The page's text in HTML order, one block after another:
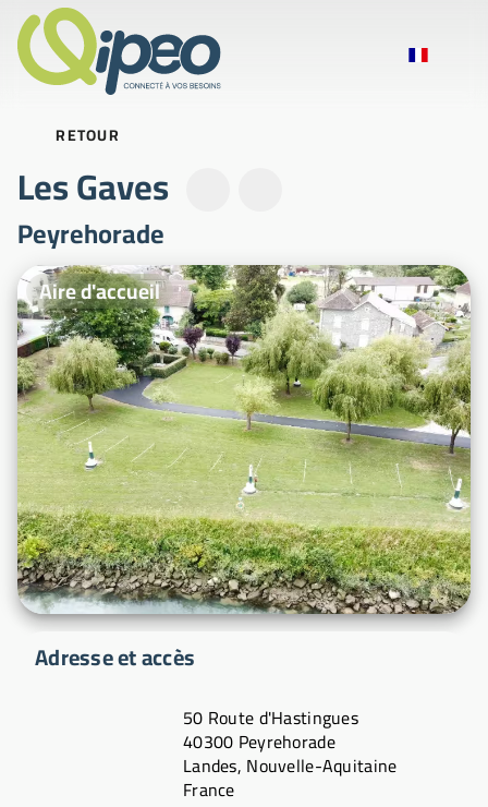
RETOUR
Les Gaves
Peyrehorade
Photos d'illustration
Aire d'accueil
Adresse et accès
50 Route d'Hastingues
40300 Peyrehorade
Landes, Nouvelle-Aquitaine
France